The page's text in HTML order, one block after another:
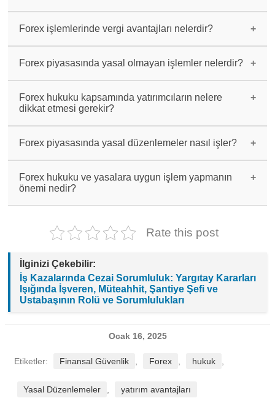
ve adil işlem yapılmasını sağlayan yasal
düzenlemeler bütünüdür. Yatırımcılara güvenli
bir ortam sunar, dolandırıcılığı önler ve haksız
Forex işlemlerinde vergi avantajları nelerdir?
açısından diğer yatırım araçlarına göre
avantajlıdır. Belirli şartlar sağlandığında
vergi avantajlarından faydalanmak mümkündür.
Forex piyasasında yasal olmayan işlemler nelerdir?
sınırların üzerinde kullanmak, manipülasyon,
içeriden bilgi alma gibi yasal olmayan işlemler
bulunmaktadır.
Forex hukuku kapsamında yatırımcıların nelere
dikkat etmesi gerekir?
aracı kurumlarla çalışmaları, sözleşmeleri
detaylı incelemeleri ve yatırım kararlarını iyi
düşünerek almaları önemlidir.
Forex piyasasında yasal düzenlemeler nasıl işler?
tarafından belirlenir ve uygulanır.
Yatırımcıların haklarını koruyan bu düzenlemeler
piyasada güven ve güvenilirliği sağlar.
Forex hukuku ve yasalara uygun işlem yapmanın
önemi nedir?
riskini azaltır ve adil bir yatırım ortamı
sağlar.
Rate this post
İlginizi Çekebilir:
İş Kazalarında Cezai Sorumluluk: Yargıtay Kararları
Işığında İşveren, Müteahhit, Şantiye Şefi ve
Ustabaşının Rolü ve Sorumlulukları
Ocak 16, 2025
Etiketler: Finansal Güvenlik Forex hukuk
Yasal Düzenlemeler yatırım avantajları